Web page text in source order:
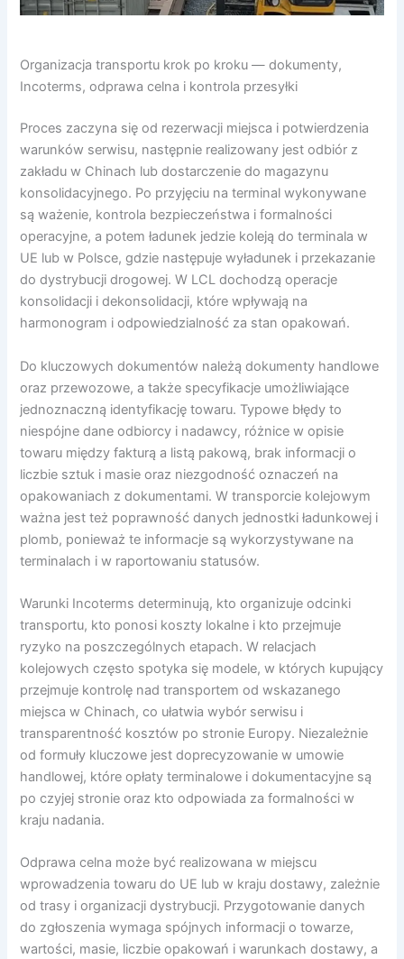
Organizacja transportu krok po kroku — dokumenty,
Incoterms, odprawa celna i kontrola przesyłki
Proces zaczyna się od rezerwacji miejsca i potwierdzenia
warunków serwisu, następnie realizowany jest odbiór z
zakładu w Chinach lub dostarczenie do magazynu
konsolidacyjnego. Po przyjęciu na terminal wykonywane
są ważenie, kontrola bezpieczeństwa i formalności
operacyjne, a potem ładunek jedzie koleją do terminala w
UE lub w Polsce, gdzie następuje wyładunek i przekazanie
do dystrybucji drogowej. W LCL dochodzą operacje
konsolidacji i dekonsolidacji, które wpływają na
harmonogram i odpowiedzialność za stan opakowań.
Do kluczowych dokumentów należą dokumenty handlowe
oraz przewozowe, a także specyfikacje umożliwiające
jednoznaczną identyfikację towaru. Typowe błędy to
niespójne dane odbiorcy i nadawcy, różnice w opisie
towaru między fakturą a listą pakową, brak informacji o
liczbie sztuk i masie oraz niezgodność oznaczeń na
opakowaniach z dokumentami. W transporcie kolejowym
ważna jest też poprawność danych jednostki ładunkowej i
plomb, ponieważ te informacje są wykorzystywane na
terminalach i w raportowaniu statusów.
Warunki Incoterms determinują, kto organizuje odcinki
transportu, kto ponosi koszty lokalne i kto przejmuje
ryzyko na poszczególnych etapach. W relacjach
kolejowych często spotyka się modele, w których kupujący
przejmuje kontrolę nad transportem od wskazanego
miejsca w Chinach, co ułatwia wybór serwisu i
transparentność kosztów po stronie Europy. Niezależnie
od formuły kluczowe jest doprecyzowanie w umowie
handlowej, które opłaty terminalowe i dokumentacyjne są
po czyjej stronie oraz kto odpowiada za formalności w
kraju nadania.
Odprawa celna może być realizowana w miejscu
wprowadzenia towaru do UE lub w kraju dostawy, zależnie
od trasy i organizacji dystrybucji. Przygotowanie danych
do zgłoszenia wymaga spójnych informacji o towarze,
wartości, masie, liczbie opakowań i warunkach dostawy, a